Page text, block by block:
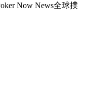
Now News全球撲